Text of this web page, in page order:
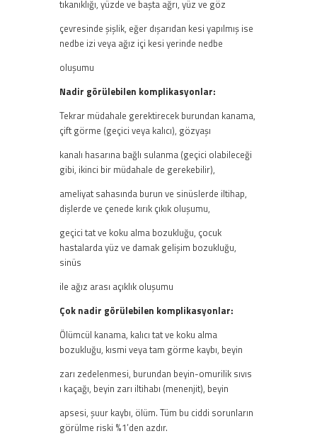
tıkanıklığı, yüzde ve başta ağrı, yüz ve göz
çevresinde şişlik, eğer dışarıdan kesi yapılmış ise
nedbe izi veya ağız içi kesi yerinde nedbe
oluşumu
Nadir görülebilen komplikasyonlar:
Tekrar müdahale gerektirecek burundan kanama,
çift görme (geçici veya kalıcı), gözyaşı
kanalı hasarına bağlı sulanma (geçici olabileceği
gibi, ikinci bir müdahale de gerekebilir),
ameliyat sahasında burun ve sinüslerde iltihap,
dişlerde ve çenede kırık çıkık oluşumu,
geçici tat ve koku alma bozukluğu, çocuk
hastalarda yüz ve damak gelişim bozukluğu,
sinüs
ile ağız arası açıklık oluşumu
Çok nadir görülebilen komplikasyonlar:
Ölümcül kanama, kalıcı tat ve koku alma
bozukluğu, kısmi veya tam görme kaybı, beyin
zarı zedelenmesi, burundan beyin-omurilik sıvıs
ı kaçağı, beyin zarı iltihabı (menenjit), beyin
apsesi, şuur kaybı, ölüm. Tüm bu ciddi sorunların
görülme riski %1’den azdır.